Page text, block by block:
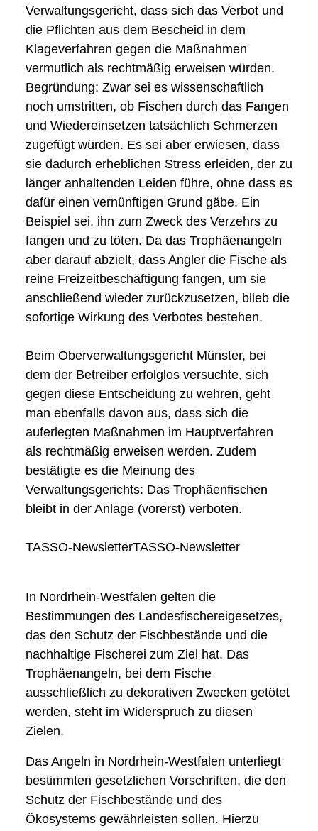
Verwaltungsgericht, dass sich das Verbot und
die Pflichten aus dem Bescheid in dem
Klageverfahren gegen die Maßnahmen
vermutlich als rechtmäßig erweisen würden.
Begründung: Zwar sei es wissenschaftlich
noch umstritten, ob Fischen durch das Fangen
und Wiedereinsetzen tatsächlich Schmerzen
zugefügt würden. Es sei aber erwiesen, dass
sie dadurch erheblichen Stress erleiden, der zu
länger anhaltenden Leiden führe, ohne dass es
dafür einen vernünftigen Grund gäbe. Ein
Beispiel sei, ihn zum Zweck des Verzehrs zu
fangen und zu töten. Da das Trophäenangeln
aber darauf abzielt, dass Angler die Fische als
reine Freizeitbeschäftigung fangen, um sie
anschließend wieder zurückzusetzen, blieb die
sofortige Wirkung des Verbotes bestehen.
Beim Oberverwaltungsgericht Münster, bei
dem der Betreiber erfolglos versuchte, sich
gegen diese Entscheidung zu wehren, geht
man ebenfalls davon aus, dass sich die
auferlegten Maßnahmen im Hauptverfahren
als rechtmäßig erweisen werden. Zudem
bestätigte es die Meinung des
Verwaltungsgerichts: Das Trophäenfischen
bleibt in der Anlage (vorerst) verboten.
TASSO-NewsletterTASSO-Newsletter
In Nordrhein-Westfalen gelten die
Bestimmungen des Landesfischereigesetzes,
das den Schutz der Fischbestände und die
nachhaltige Fischerei zum Ziel hat. Das
Trophäenangeln, bei dem Fische
ausschließlich zu dekorativen Zwecken getötet
werden, steht im Widerspruch zu diesen
Zielen.
Das Angeln in Nordrhein-Westfalen unterliegt
bestimmten gesetzlichen Vorschriften, die den
Schutz der Fischbestände und des
Ökosystems gewährleisten sollen. Hierzu